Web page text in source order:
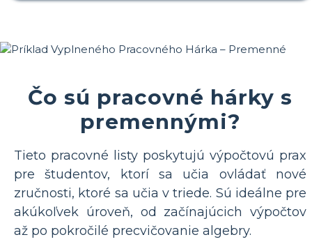
Čo sú pracovné hárky s
premennými?
Tieto pracovné listy poskytujú výpočtovú prax
pre študentov, ktorí sa učia ovládať nové
zručnosti, ktoré sa učia v triede. Sú ideálne pre
akúkoľvek úroveň, od začínajúcich výpočtov
až po pokročilé precvičovanie algebry.